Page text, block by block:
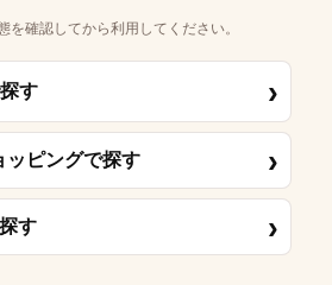
を確認してから利用してください。
す ›
ピングで探す ›
す ›